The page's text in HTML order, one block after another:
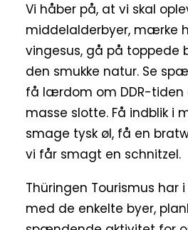
Vi håber på, at vi skal
middelalderbyer, mærke
vingesus, gå på toppede
den smukke natur. Se
få lærdom om DDR-tiden
masse slotte. Få indblik i
smage tysk øl, få en
vi får smagt en schnitzel.
Thüringen Tourismus har
med de enkelte byer,